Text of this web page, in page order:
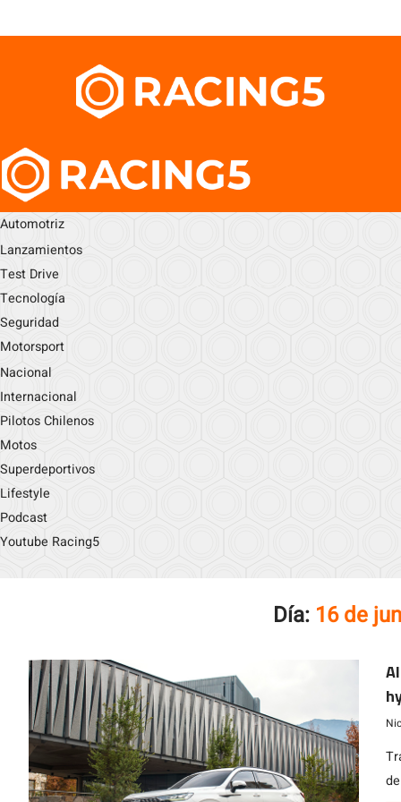
Automotriz
Lanzamientos
Test Drive
Tecnología
Seguridad
Motorsport
Nacional
Internacional
Pilotos Chilenos
Motos
Superdeportivos
Lifestyle
Podcast
Youtube Racing5
Día: 16 de